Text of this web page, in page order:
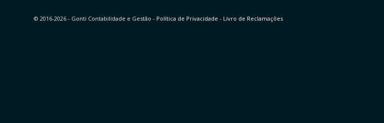
© 2016-2026 - Gonti Contabilidade e Gestão - Política de Privacidade - Livro de Reclamações